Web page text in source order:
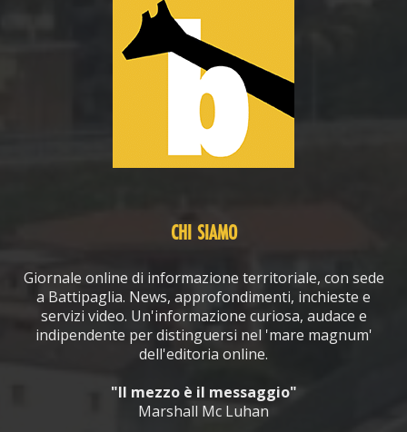
CHI SIAMO
Giornale online di informazione territoriale, con sede
a Battipaglia. News, approfondimenti, inchieste e
servizi video. Un'informazione curiosa, audace e
indipendente per distinguersi nel 'mare magnum'
dell'editoria online.
"Il mezzo è il messaggio"
Marshall Mc Luhan